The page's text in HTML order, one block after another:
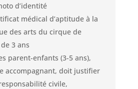
d’identité
médical d’aptitude à la
des arts du cirque de
3 ans
parent-enfants (3-5 ans),
accompagnant, doit justifier
civile,